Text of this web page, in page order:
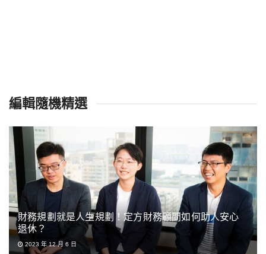
編輯隨機精選
財務規劃就是人生規劃！定方財務顧問如何助人安心
退休？
2023 年 12 月 6 日